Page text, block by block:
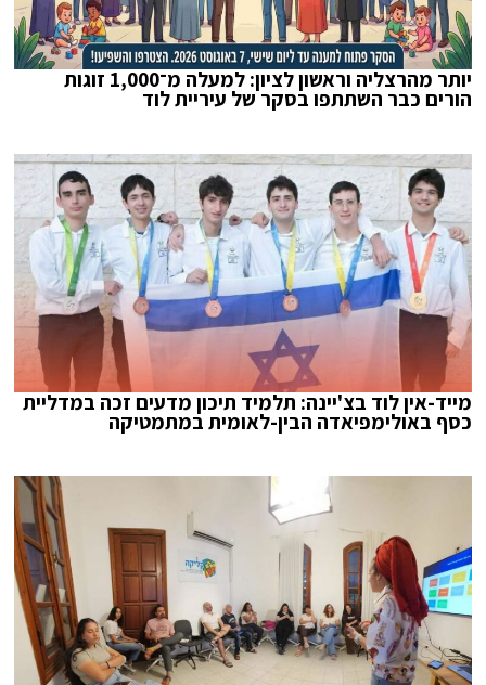
יותר מהרצליה וראשון לציון: למעלה מ־1,000 זוגות
הורים כבר השתתפו בסקר של עיריית לוד
מייד-אין לוד בצ'יינה: תלמיד תיכון מדעים זכה במדליית
כסף באולימפיאדה הבין-לאומית במתמטיקה